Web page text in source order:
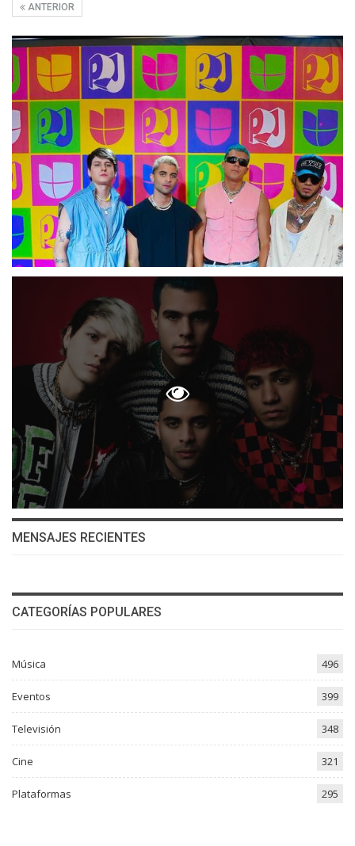
ANTERIOR
MENSAJES RECIENTES
CATEGORÍAS POPULARES
Música 496
Eventos 399
Televisión 348
Cine 321
Plataformas 295